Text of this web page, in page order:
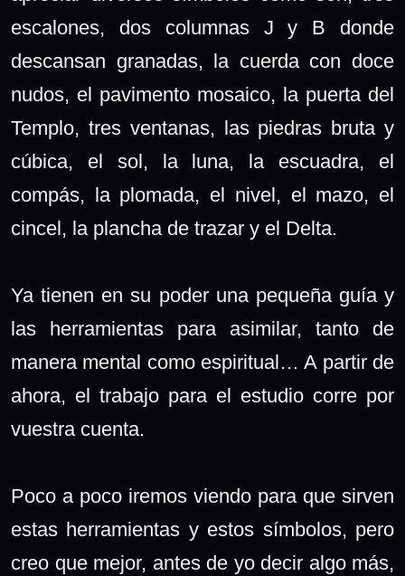
escalones, dos columnas J y B donde
descansan granadas, la cuerda con doce
nudos, el pavimento mosaico, la puerta del
Templo, tres ventanas, las piedras bruta y
cúbica, el sol, la luna, la escuadra, el
compás, la plomada, el nivel, el mazo, el
cincel, la plancha de trazar y el Delta.
Ya tienen en su poder una pequeña guía y
las herramientas para asimilar, tanto de
manera mental como espiritual… A partir de
ahora, el trabajo para el estudio corre por
vuestra cuenta.
Poco a poco iremos viendo para que sirven
estas herramientas y estos símbolos, pero
creo que mejor, antes de yo decir algo más,